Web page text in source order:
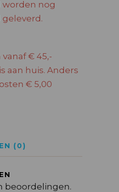
worden nog
€ 45,-
aan huis. Anders
€ 5,00
(0)
beoordelingen.